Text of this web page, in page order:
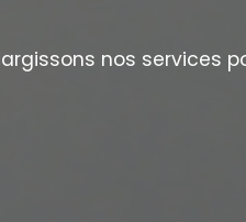
nos services